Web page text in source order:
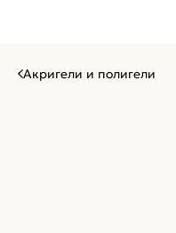
Акригели и полигели